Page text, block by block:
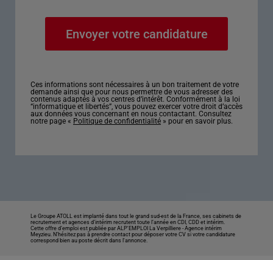
Ces informations sont nécessaires à un bon traitement de votre
demande ainsi que pour nous permettre de vous adresser des
contenus adaptés à vos centres d’intérêt. Conformément à la loi
“informatique et libertés”, vous pouvez exercer votre droit d’accès
aux données vous concernant en nous contactant. Consultez
notre page « Politique de confidentialité » pour en savoir plus.
Le Groupe ATOLL est implanté dans tout le grand sud-est de la France, ses cabinets de
recrutement et agences d’intérim recrutent toute l’année en CDI, CDD et intérim.
Cette offre d’emploi est publiée par ALP'EMPLOI La Verpilliere -Agence intérim
Meyzieu. N’hésitez pas à prendre contact pour déposer votre CV si votre candidature
correspond bien au poste décrit dans l'annonce.